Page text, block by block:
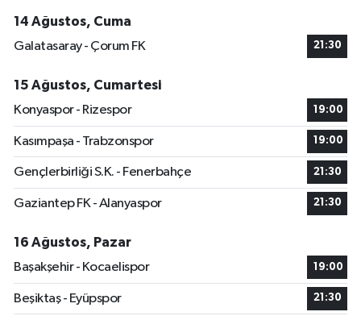
14 Ağustos, Cuma
Galatasaray - Çorum FK
21:30
15 Ağustos, Cumartesi
Konyaspor - Rizespor
19:00
Kasımpaşa - Trabzonspor 19:00
Gençlerbirliği S.K. - Fenerbahçe 21:30
Gaziantep FK - Alanyaspor 21:30
16 Ağustos, Pazar
Başakşehir - Kocaelispor
19:00
Beşiktaş - Eyüpspor 21:30